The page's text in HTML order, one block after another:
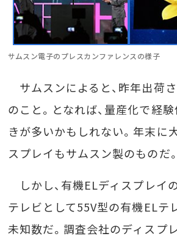
サムスン電子のプレスカンファレンスの様子
サムスンによると、昨年出荷
のこと。となれば、量産化で経
きが多いかもしれない。年末に
スプレイもサムスン製のものだ。
しかし、有機ELディスプレイ
テレビとして55V型の有機ELテ
未知数だ。調査会社のディスプ